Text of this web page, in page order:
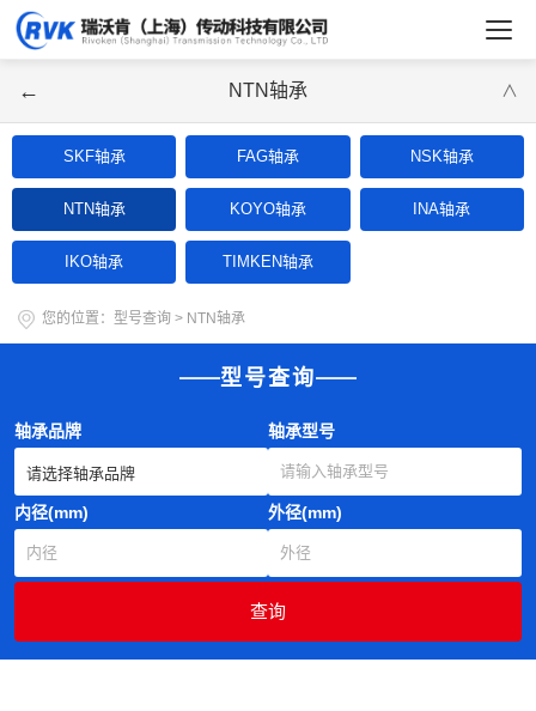
← NTN轴承 ∨
SKF轴承 FAG轴承 NSK轴承
NTN轴承 KOYO轴承 INA轴承
IKO轴承 TIMKEN轴承
您的位置： 型号查询 > NTN轴承
型号查询
轴承品牌 轴承型号
内径(mm) 外径(mm)